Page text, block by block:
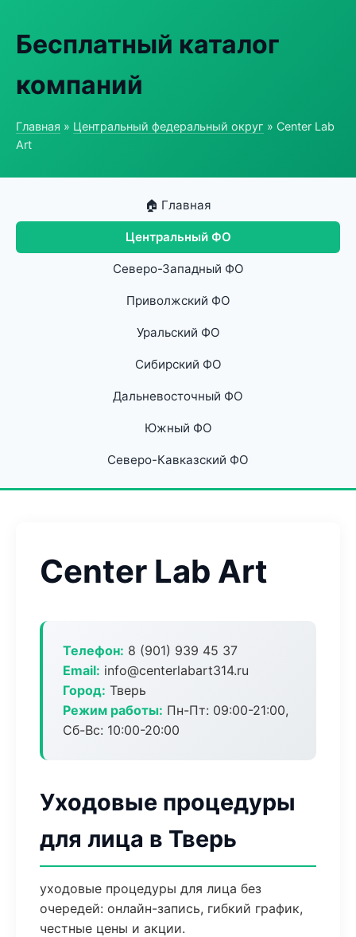
Бесплатный каталог
компаний
Главная » Центральный федеральный округ » Center Lab
Art
🏠 Главная
Центральный ФО
Северо-Западный ФО
Приволжский ФО
Уральский ФО
Сибирский ФО
Дальневосточный ФО
Южный ФО
Северо-Кавказский ФО
Center Lab Art
Телефон: 8 (901) 939 45 37
Email: info@centerlabart314.ru
Город: Тверь
Режим работы: Пн-Пт: 09:00-21:00,
Сб-Вс: 10:00-20:00
Уходовые процедуры
для лица в Тверь
уходовые процедуры для лица без
очередей: онлайн-запись, гибкий график,
честные цены и акции.